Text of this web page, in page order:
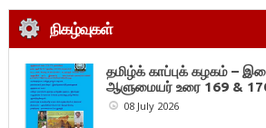
நிகழ்வுகள்
தமிழ்க் காப்புக் கழகம் –
ஆளுமையர் உரை 169 &
08 July 2026